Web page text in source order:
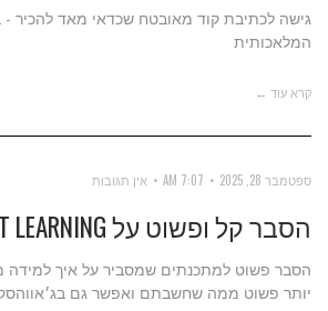
גישה לכתיבת קוד מאובטח שכדאי מאד להכיר -
המלאכותית
קרא עוד ←
ספטמבר 28, 2025 7:07 AM אין תגובות
הסבר קל ופשוט על REINFORCEMENT LEARNING
הסבר פשוט למתכנתים שמסביר על איך למידה
יותר פשוט ממה שחשבתם ואפשר גם